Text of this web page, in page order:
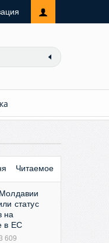
Читаемое
статус
на
в ЕС
609